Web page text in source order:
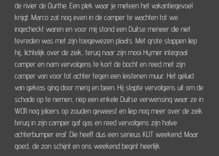
de rivier de Ourthe. Een plek waar je meteen het vakantiegevoel
krijgt. Marco zat nog even in de camper te wachten tot we
ingecheckt waren en voor mij stond een Duitse meneer die niet
tevreden was met zijn toegewezen plaats. Met grote stappen liep
hij, lichtelijk over de zeik, terug naar zijn mooi Hymer integraal
camper en nam vervolgens te kort de bocht en reed met zijn
camper van voor tot achter tegen een leistenen muur. Het geluid
van gekras ging door merg en been. Hij stapte vervolgens uit om de
schade op te nemen, riep een enkele Duitse verwensing waar ze in
WOII nog jaloers op zouden geweest en liep nog meer over de zeik
terug in zijn camper gaf gas en reed vervolgens zijn halve
achterbumper eraf. Die heeft dus een serieus KUT weekend. Maar
goed, de zon schijnt en ons weekend begint heerlijk.